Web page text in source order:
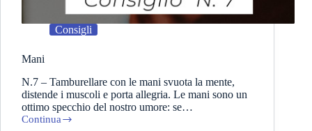
Consigli
Mani
N.7 – Tamburellare con le mani svuota la mente,
distende i muscoli e porta allegria. Le mani sono un
ottimo specchio del nostro umore: se…
Continua
Mani